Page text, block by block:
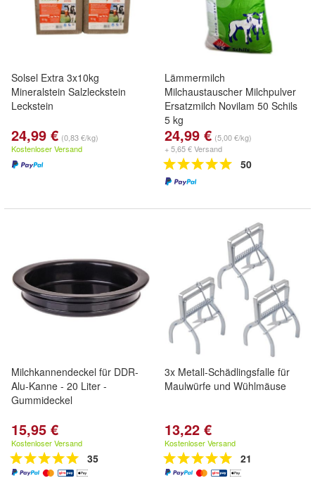
Solsel Extra 3x10kg
Mineralstein Salzleckstein
Leckstein
24,99 € (0,83 €/kg)
Kostenloser Versand
Lämmermilch
Milchaustauscher Milchpulver
Ersatzmilch Novilam 50 Schils
5 kg
24,99 € (5,00 €/kg)
+ 5,65 € Versand
50
Milchkannendeckel für DDR-
Alu-Kanne - 20 Liter -
Gummideckel
15,95 €
Kostenloser Versand
35
3x Metall-Schädlingsfalle für
Maulwürfe und Wühlmäuse
13,22 €
Kostenloser Versand
21